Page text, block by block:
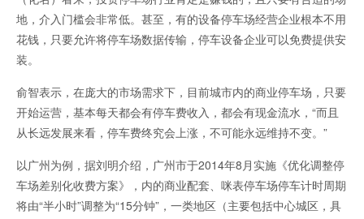
地，介入门槛会非常低。甚至，有的设备停车场经营企业根本不用
花钱，只要允许将停车场数据传输，停车设备企业可以免费提供安
装。
俞智表示，在庞大的市场需求下，目前城市内的商业停车场，只要
开始运营，基本每天都会有停车费收入，都会有现金流水，“而且
从长远发展来看，停车费终究会上涨，不可能永远维持不变。”
以广州为例，据刘明介绍，广州市于2014年8月实施《优化调整停
车场差别化收费方案》，内的商业配套、咪表停车场停车计时周期
将由“半小时”调整为“15分钟”，一类地区（主要包括中心城区，具